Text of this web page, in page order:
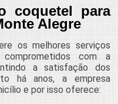
coquetel para
Alegre
os melhores serviços
comprometidos com a
a satisfação dos
há anos, a empresa
e por isso oferece: